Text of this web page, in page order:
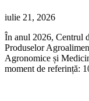
iulie 21, 2026
În anul 2026, Centrul
Produselor
Agronomice și
moment de referință: